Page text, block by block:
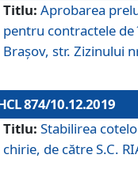
Titlu: Aprobarea
pentru contractele
Braşov, str. Zizinului
874/10.12.2019
Titlu: Stabilirea
chirie, de către S.C.